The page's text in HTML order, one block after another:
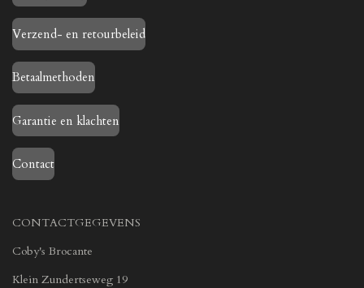
Verzend- en retourbeleid
Betaalmethoden
Garantie en klachten
Contact
CONTACTGEGEVENS
Coby's Brocante
Klein Zundertseweg 19